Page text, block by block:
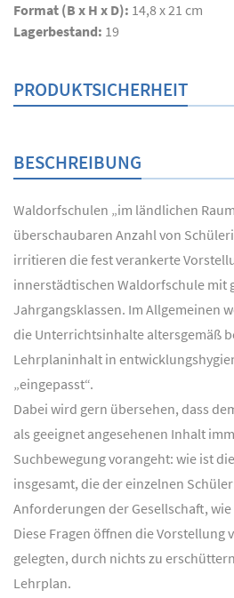
Format (B x H x D): 14,8 x 21 cm
Lagerbestand: 19
PRODUKTSICHERHEIT
BESCHREIBUNG
Waldorfschulen „im ländlichen
überschaubaren Anzahl von
irritieren die fest verankerte
innerstädtischen Waldorfschule mit
Jahrgangsklassen. Im Allgemeinen
die Unterrichtsinhalte altersgemäß
Lehrplaninhalt in
„eingepasst“.
Dabei wird gern übersehen, dass
als geeignet angesehenen Inhalt
Suchbewegung vorangeht: wie ist
insgesamt, die der einzelnen
Anforderungen der Gesellschaft,
Diese Fragen öffnen die Vorstellung
gelegten, durch nichts zu
Lehrplan.